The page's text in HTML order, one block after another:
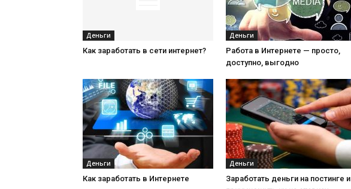
Деньги
Как заработать в сети интернет?
Деньги
Работа в Интернете — просто,
доступно, выгодно
Деньги
Как заработать в Интернете
Деньги
Заработать деньги на постинге и